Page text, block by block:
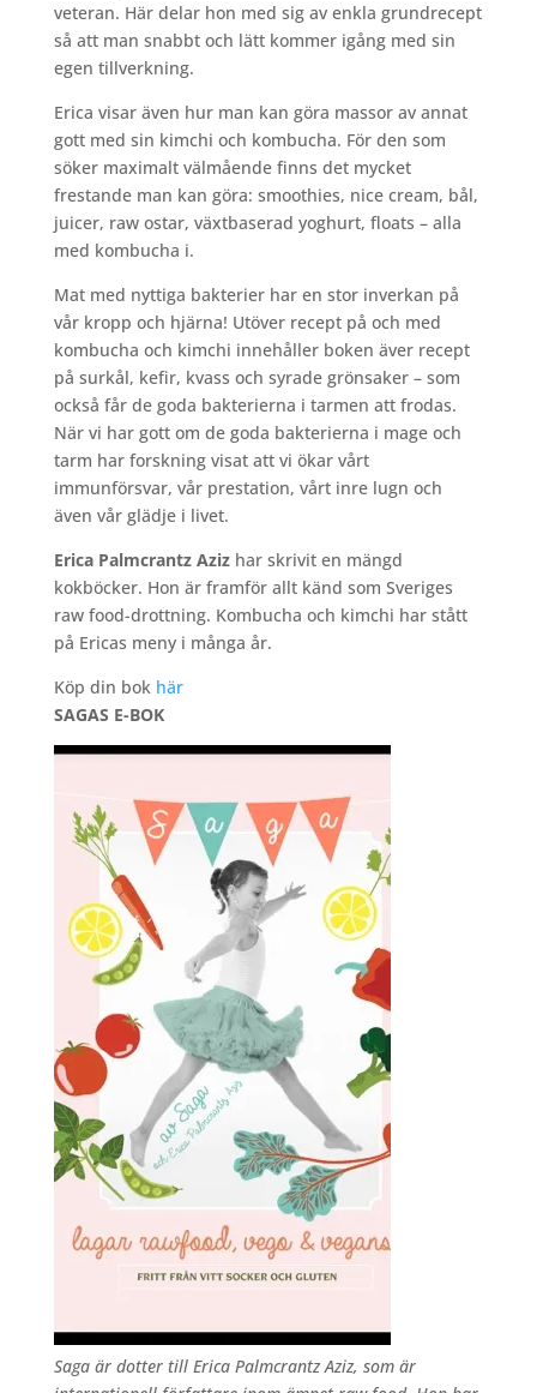
veteran. Här delar hon med sig av enkla grundrecept
så att man snabbt och lätt kommer igång med sin
egen tillverkning.
Erica visar även hur man kan göra massor av annat
gott med sin kimchi och kombucha. För den som
söker maximalt välmående finns det mycket
frestande man kan göra: smoothies, nice cream, bål,
juicer, raw ostar, växtbaserad yoghurt, floats – alla
med kombucha i.
Mat med nyttiga bakterier har en stor inverkan på
vår kropp och hjärna! Utöver recept på och med
kombucha och kimchi innehåller boken äver recept
på surkål, kefir, kvass och syrade grönsaker – som
också får de goda bakterierna i tarmen att frodas.
När vi har gott om de goda bakterierna i mage och
tarm har forskning visat att vi ökar vårt
immunförsvar, vår prestation, vårt inre lugn och
även vår glädje i livet.
Erica Palmcrantz Azizhar skrivit en mängd
kokböcker. Hon är framför allt känd som Sveriges
raw food-drottning. Kombucha och kimchi har stått
på Ericas meny i många år.
Köp din bok här
SAGAS E-BOK
Saga är dotter till Erica Palmcrantz Aziz, som är